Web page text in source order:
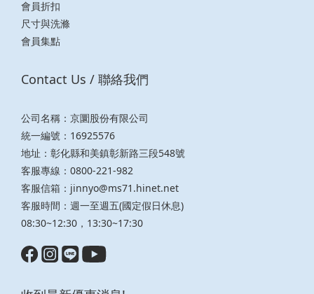
會員折扣
尺寸與洗滌
會員集點
Contact Us / 聯絡我們
公司名稱：京圜股份有限公司
統一編號：16925576
地址：彰化縣和美鎮彰新路三段548號
客服專線：0800-221-982
客服信箱： jinnyo@ms71.hinet.net
客服時間：週一至週五(國定假日休息)
08:30~12:30，13:30~17:30